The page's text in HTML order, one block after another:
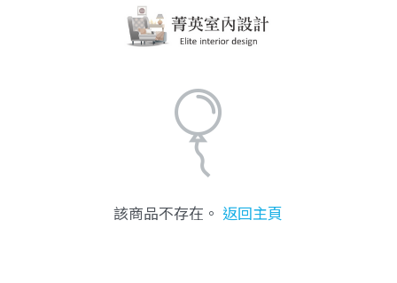
該商品不存在。 返回主頁